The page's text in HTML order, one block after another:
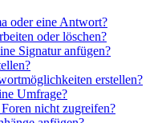
oder eine Antwort?
oder löschen?
Signatur anfügen?
erstellen?
Umfrage?
nicht zugreifen?